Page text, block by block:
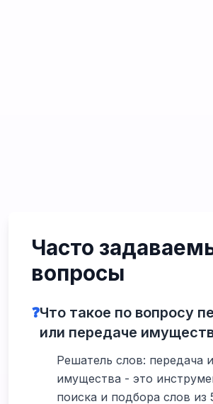
Часто
вопросы
❓Что такое по вопросу
или передаче
Решатель слов: передача
имущества - это
поиска и подбора слов из